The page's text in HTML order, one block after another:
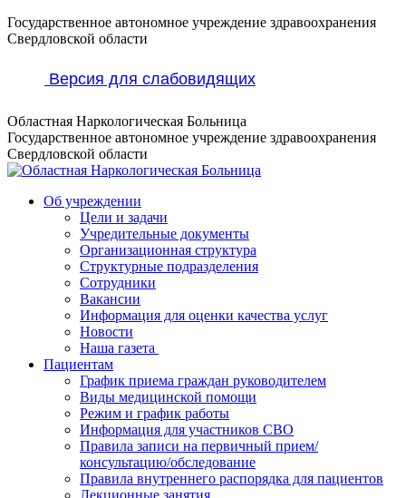
Перейти
к
Государственное автономное учреждение здравоохранения
Свердловской области
Версия для слабовидящих
Областная Наркологическая Больница
Государственное автономное учреждение здравоохранения
Свердловской области
Об учреждении
Цели и задачи
Учредительные документы
Организационная структура
Структурные подразделения
Сотрудники
Вакансии
Информация для оценки качества услуг
Новости
​​Наша газета
Пациентам
График приема граждан руководителем
Виды медицинской помощи
Режим и график работы
Информация для участников СВО
Правила записи на первичный прием/
консультацию/обследование
Правила внутреннего распорядка для пациентов
Лекционные занятия